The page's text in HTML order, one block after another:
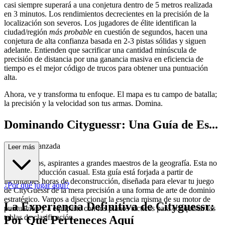
casi siempre superará a una conjetura dentro de 5 metros realizada
en 3 minutos. Los rendimientos decrecientes en la precisión de la
localización son severos. Los jugadores de élite identifican la
ciudad/región más probable en cuestión de segundos, hacen una
conjetura de alta confianza basada en 2-3 pistas sólidas y siguen
adelante. Entienden que sacrificar una cantidad minúscula de
precisión de distancia por una ganancia masiva en eficiencia de
tiempo es el mejor código de trucos para obtener una puntuación
alta.
Ahora, ve y transforma tu enfoque. El mapa es tu campo de batalla;
la precisión y la velocidad son tus armas. Domina.
Dominando Cityguessr: Una Guía de Es...
trategia Avanzada
Bienvenidos, aspirantes a grandes maestros de la geografía. Esta no
es otra introducción casual. Esta guía está forjada a partir de
incontables horas de deconstrucción, diseñada para elevar tu juego
de CityGuessr de la mera precisión a una forma de arte de dominio
estratégico. Vamos a diseccionar la esencia misma de su motor de
puntuación y a equiparte con los planos tácticos para conquistar las
tablas de clasificación.
Leer más
¿Por qué jugar aquí?
La Experiencia Definitiva de Cityguessr:
Por Qué Perteneces Aquí